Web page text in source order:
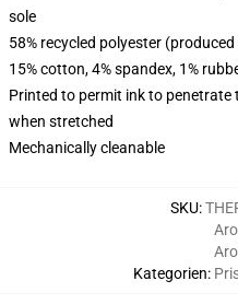
sole
58% recycled polyester
15% cotton, 4% spandex, 1%
Printed to permit ink to penetrate
when stretched
Mechanically cleanable
SKU:
Kategorien: